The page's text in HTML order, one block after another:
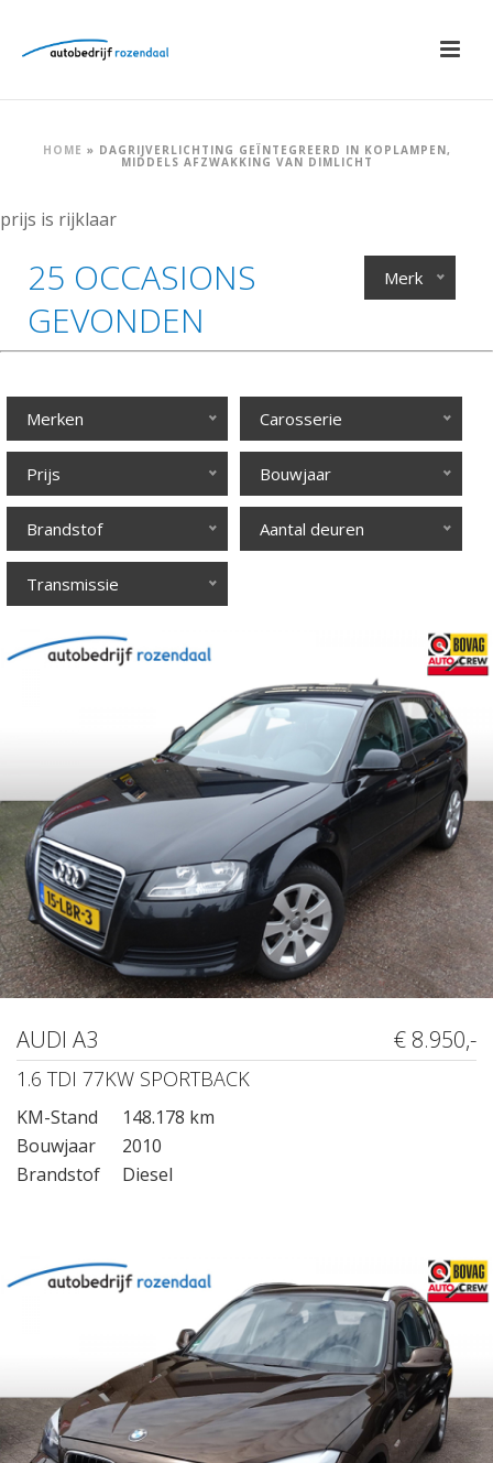
HOME » DAGRIJVERLICHTING GEÏNTEGREERD IN KOPLAMPEN,
MIDDELS AFZWAKKING VAN DIMLICHT
prijs is rijklaar
25 OCCASIONS
GEVONDEN
Merk
Merken Carosserie
Prijs Bouwjaar
Brandstof Aantal deuren
Transmissie
AUDI A3 € 8.950,-
1.6 TDI 77KW SPORTBACK
KM-Stand
148.178 km
Bouwjaar
2010
Brandstof
Diesel